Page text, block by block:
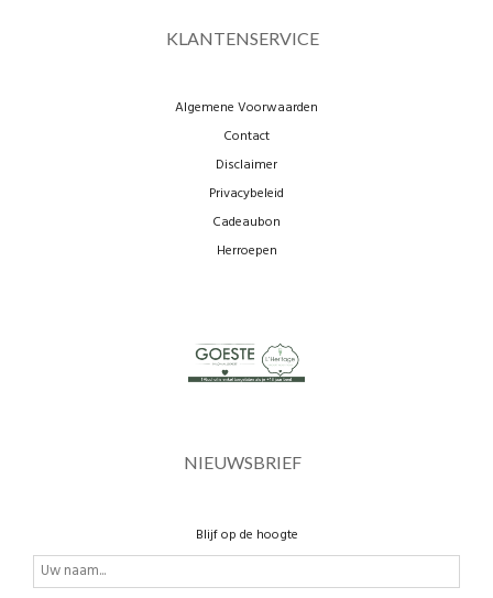
KLANTENSERVICE
Algemene Voorwaarden
Contact
Disclaimer
Privacybeleid
Cadeaubon
Herroepen
NIEUWSBRIEF
Blijf op de hoogte